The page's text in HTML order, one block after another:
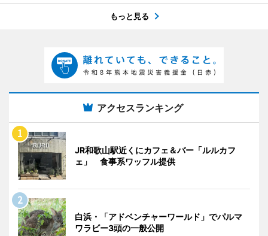
もっと見る
アクセスランキング
JR和歌山駅近くにカフェ＆バー「ルルカフ
ェ」 食事系ワッフル提供
白浜・「アドベンチャーワールド」でパルマ
ワラビー3頭の一般公開